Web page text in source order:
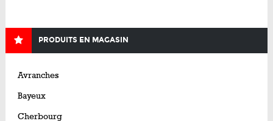
PRODUITS EN MAGASIN
Avranches
Bayeux
Cherbourg